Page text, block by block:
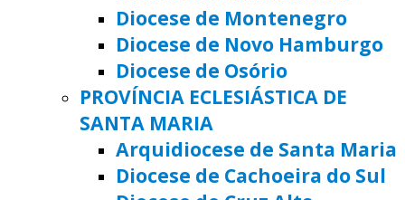
Diocese de Montenegro
Diocese de Novo Hamburgo
Diocese de Osório
PROVÍNCIA ECLESIÁSTICA DE
SANTA MARIA
Arquidiocese de Santa Maria
Diocese de Cachoeira do Sul